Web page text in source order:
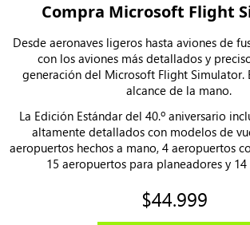
Compra Microsoft Flight
Desde aeronaves ligeros hasta aviones de
con los aviones más detallados y
generación del Microsoft Flight Simulator.
alcance de la mano.
La Edición Estándar del 40.º aniversario
altamente detallados con modelos de
aeropuertos hechos a mano, 4 aeropuertos
15 aeropuertos para planeadores y
$44.999